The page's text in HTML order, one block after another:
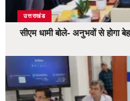
उत्तराखंड
सीएम धामी बोले- अनुभवों से होगा